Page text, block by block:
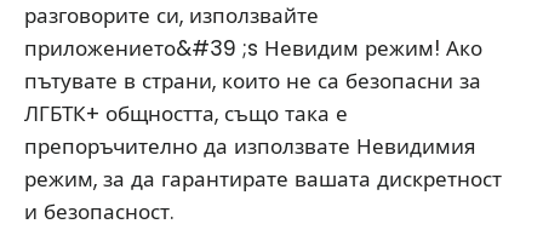
разговорите си, използвайте
приложението&#39 ;s Невидим режим! Ако
пътувате в страни, които не са безопасни за
ЛГБТК+ общността, също така е
препоръчително да използвате Невидимия
режим, за да гарантирате вашата дискретност
и безопасност.